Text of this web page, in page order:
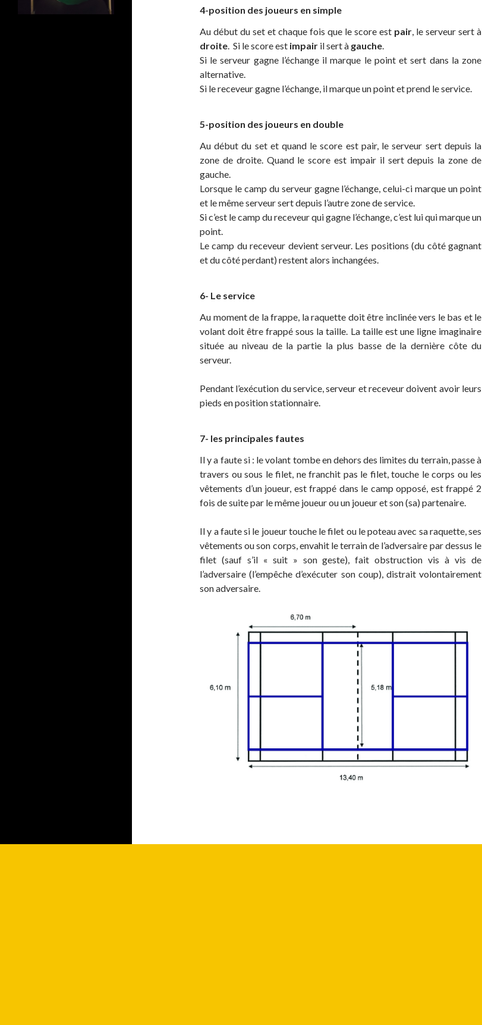
4-position des joueurs en simple
Au début du set et chaque fois que le score est pair, le serveur sert à
droite. Si le score est impair il sert à gauche.
Si le serveur gagne l’échange il marque le point et sert dans la zone
alternative.
Si le receveur gagne l’échange, il marque un point et prend le service.
5-position des joueurs en double
Au début du set et quand le score est pair, le serveur sert depuis la
zone de droite. Quand le score est impair il sert depuis la zone de
gauche.
Lorsque le camp du serveur gagne l’échange, celui-ci marque un point
et le même serveur sert depuis l’autre zone de service.
Si c’est le camp du receveur qui gagne l’échange, c’est lui qui marque un
point.
Le camp du receveur devient serveur. Les positions (du côté gagnant
et du côté perdant) restent alors inchangées.
6- Le service
Au moment de la frappe, la raquette doit être inclinée vers le bas et le
volant doit être frappé sous la taille. La taille est une ligne imaginaire
située au niveau de la partie la plus basse de la dernière côte du
serveur.
Pendant l’exécution du service, serveur et receveur doivent avoir leurs
pieds en position stationnaire.
7- les principales fautes
Il y a faute si : le volant tombe en dehors des limites du terrain, passe à
travers ou sous le filet, ne franchit pas le filet, touche le corps ou les
vêtements d’un joueur, est frappé dans le camp opposé, est frappé 2
fois de suite par le même joueur ou un joueur et son (sa) partenaire.
Il y a faute si le joueur touche le filet ou le poteau avec sa raquette, ses
vêtements ou son corps, envahit le terrain de l’adversaire par dessus le
filet (sauf s’il « suit » son geste), fait obstruction vis à vis de
l’adversaire (l’empêche d’exécuter son coup), distrait volontairement
son adversaire.